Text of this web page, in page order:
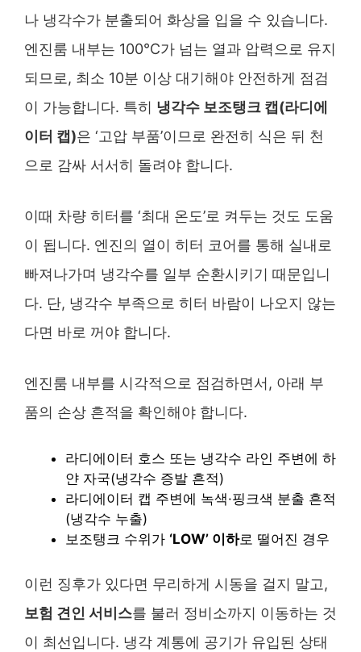
나 냉각수가 분출되어 화상을 입을 수 있습니다.
엔진룸 내부는 100°C가 넘는 열과 압력으로 유지
되므로, 최소 10분 이상 대기해야 안전하게 점검
이 가능합니다. 특히 냉각수 보조탱크 캡(라디에
이터 캡)은 ‘고압 부품’이므로 완전히 식은 뒤 천
으로 감싸 서서히 돌려야 합니다.
이때 차량 히터를 ‘최대 온도’로 켜두는 것도 도움
이 됩니다. 엔진의 열이 히터 코어를 통해 실내로
빠져나가며 냉각수를 일부 순환시키기 때문입니
다. 단, 냉각수 부족으로 히터 바람이 나오지 않는
다면 바로 꺼야 합니다.
엔진룸 내부를 시각적으로 점검하면서, 아래 부
품의 손상 흔적을 확인해야 합니다.
라디에이터 호스 또는 냉각수 라인 주변에 하
얀 자국(냉각수 증발 흔적)
라디에이터 캡 주변에 녹색·핑크색 분출 흔적
(냉각수 누출)
보조탱크 수위가 ‘LOW’ 이하로 떨어진 경우
이런 징후가 있다면 무리하게 시동을 걸지 말고,
보험 견인 서비스를 불러 정비소까지 이동하는 것
이 최선입니다. 냉각 계통에 공기가 유입된 상태